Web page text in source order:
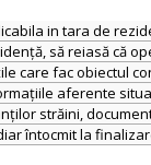
in tara de
să reiasă că
care fac obiectul
aferente
străini,
întocmit la